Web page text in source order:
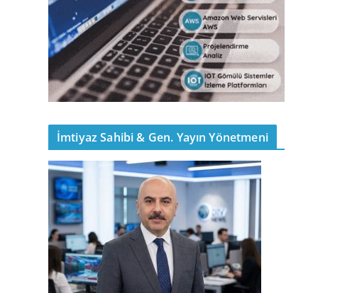
İmtiyaz Sahibi & Gen. Yayın Yönetmeni